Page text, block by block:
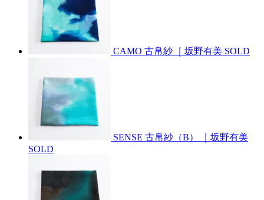
CAMO 古帛紗 ｜坂野有美 SOLD
SENSE 古帛紗（B） ｜坂野有美
SOLD